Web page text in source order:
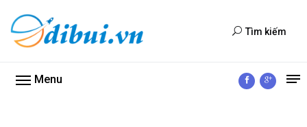
Tìm kiếm
Menu